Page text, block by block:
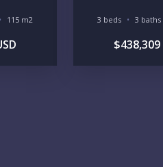
115 m2 3 beds 3 baths
$438,309